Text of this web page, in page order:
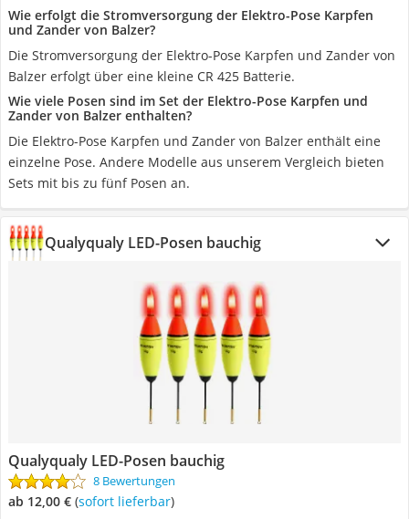
Wie erfolgt die Stromversorgung der Elektro-Pose Karpfen
und Zander von Balzer?
Die Stromversorgung der Elektro-Pose Karpfen und Zander von
Balzer erfolgt über eine kleine CR 425 Batterie.
Wie viele Posen sind im Set der Elektro-Pose Karpfen und
Zander von Balzer enthalten?
Die Elektro-Pose Karpfen und Zander von Balzer enthält eine
einzelne Pose. Andere Modelle aus unserem Vergleich bieten
Sets mit bis zu fünf Posen an.
Qualyqualy LED-Posen bauchig
Qualyqualy LED-Posen bauchig
8 Bewertungen
ab 12,00 € ( Sofort lieferbar)